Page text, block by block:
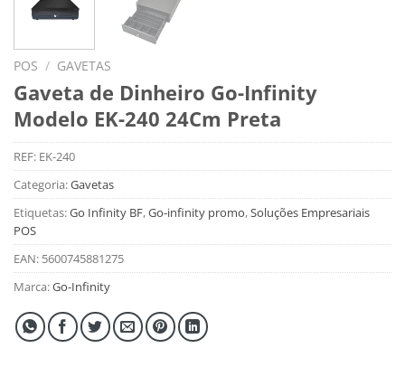
POS / GAVETAS
Gaveta de Dinheiro Go-Infinity
Modelo EK-240 24Cm Preta
REF: EK-240
Categoria:Gavetas
Etiquetas:Go Infinity BF,Go-infinity promo,Soluções Empresariais
POS
EAN: 5600745881275
Marca:Go-Infinity